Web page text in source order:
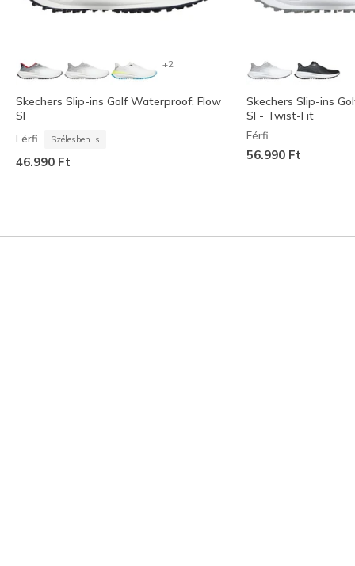
+2
Skechers Slip-ins Golf Waterproof: Flow
SI
Férfi Szélesben is
46.990 Ft
Skechers Slip-ins
SI - Twist-Fit
Férfi
56.990 Ft